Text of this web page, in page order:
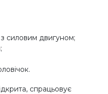
з силовим двигуном;
спрацьовує